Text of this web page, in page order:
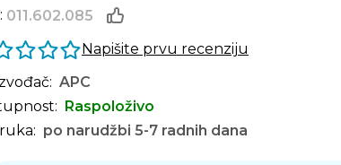
011.602.085
Napišite prvu recenziju
APC
Raspoloživo
po narudžbi 5-7 radnih dana